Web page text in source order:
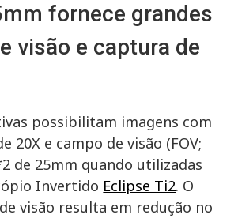
fornece grandes
visão e captura de
possibilitam imagens com
20X e campo de visão (FOV;
de 25mm quando utilizadas
Invertido Eclipse Ti2. O
visão resulta em redução no